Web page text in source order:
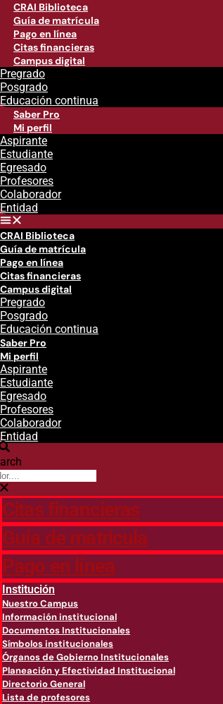
CRAI Biblioteca
Guía de matrícula
Pago en línea
Citas financieras
Campus digital
Pregrado
Posgrado
Educación continua
Saber Pro
Mi perfil
Aspirante
Estudiante
Egresado
Profesores
Colaborador
Entidad
CRAI Biblioteca
Guía de matrícula
Pago en línea
Citas financieras
Campus digital
Pregrado
Posgrado
Educación continua
Saber Pro
Mi perfil
Aspirante
Estudiante
Egresado
Profesores
Colaborador
Entidad
Citas financieras
Guía de matricula
Pago en línea
Institución
Nuestro Campus
Información institucional
Documentos Institucionales
Símbolos institucionales
Órganos de Gobierno Institucionales
Planeación y Efectividad Institucional
Directorio General
Lista de profesores